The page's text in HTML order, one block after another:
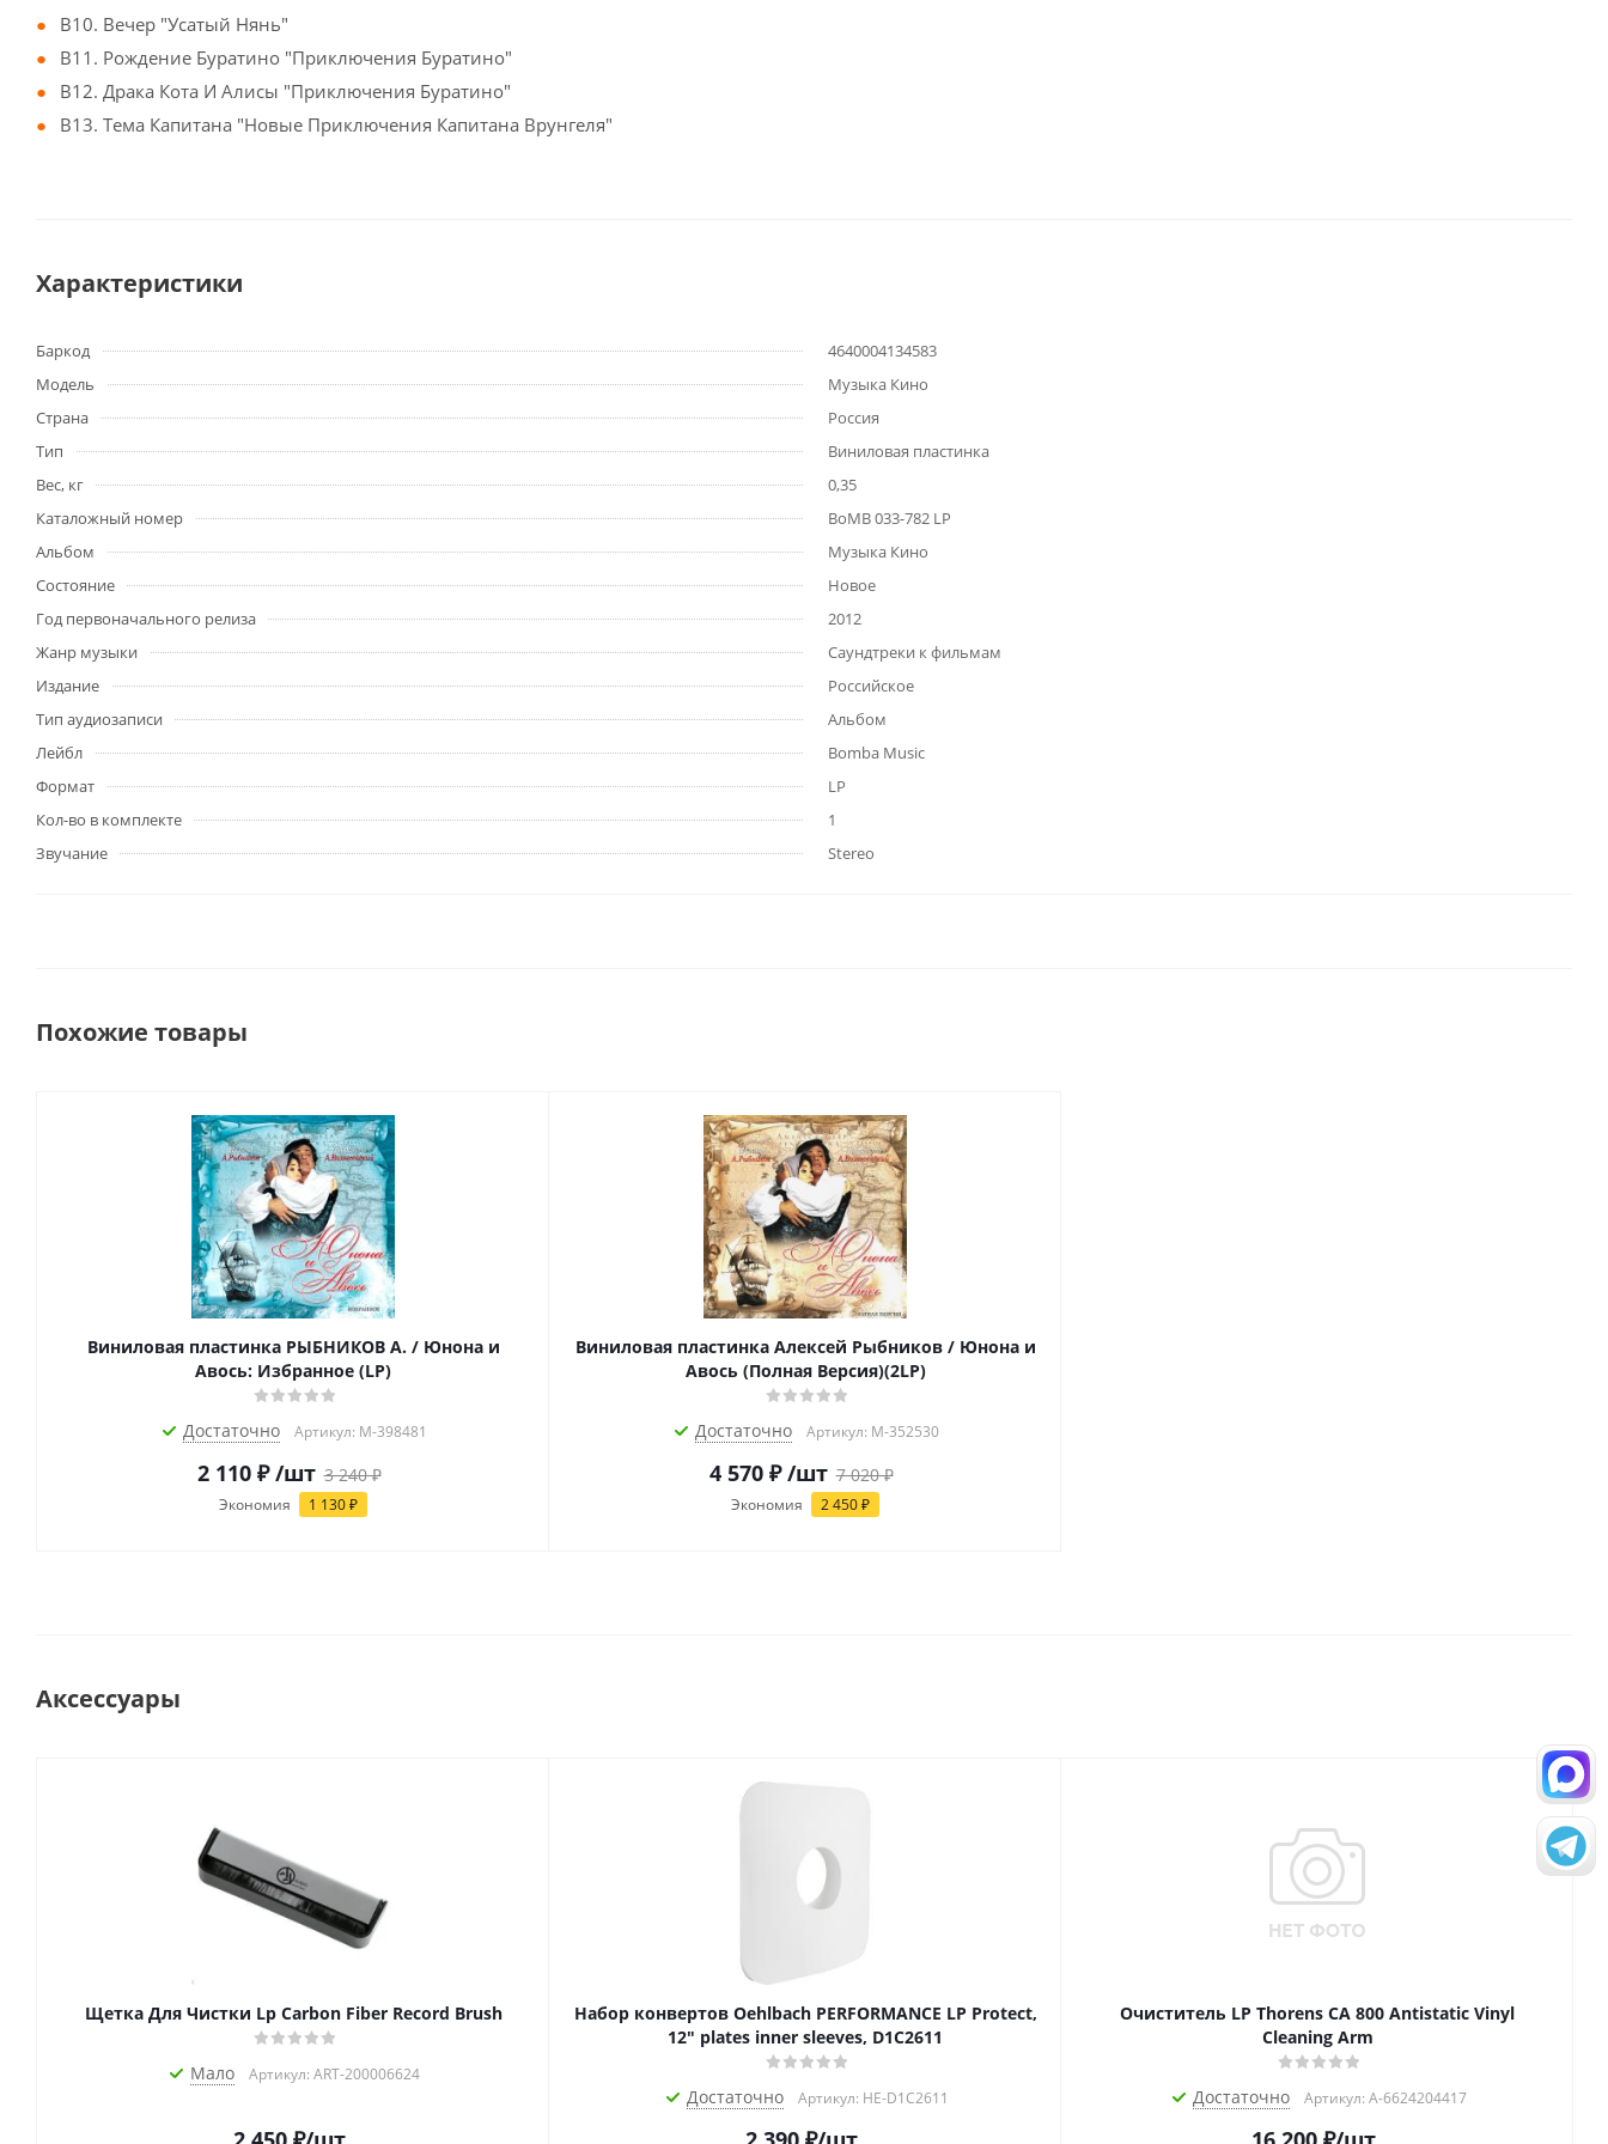
B10. Вечер "Усатый Нянь"
B11. Рождение Буратино "Приключения Буратино"
B12. Драка Кота И Алисы "Приключения Буратино"
B13. Тема Капитана "Новые Приключения Капитана Врунгеля"
Характеристики
Баркод
4640004134583
Модель
Музыка Кино
Страна
Россия
Тип
Виниловая пластинка
Вес, кг
0,35
Каталожный номер
BoMB 033-782 LP
Альбом
Музыка Кино
Состояние
Новое
Год первоначального релиза
2012
Жанр музыки
Саундтреки к фильмам
Издание
Российское
Тип аудиозаписи
Альбом
Лейбл
Bomba Music
Формат
LP
Кол-во в комплекте
1
Звучание
Stereo
Похожие товары
Виниловая пластинка РЫБНИКОВ А. / Юнона и
Авось: Избранное (LP)
Достаточно Артикул: M-398481
2 110₽ /шт 3 240₽
Экономия 1 130₽
Виниловая пластинка Алексей Рыбников / Юнона и
Авось (Полная Версия)(2LP)
Достаточно Артикул: M-352530
4 570₽ /шт 7 020₽
Экономия 2 450₽
Аксессуары
Щетка Для Чистки Lp Carbon Fiber Record Brush
Мало Артикул: ART-200006624
Набор конвертов Oehlbach PERFORMANCE LP Protect,
12" plates inner sleeves, D1C2611
Достаточно Артикул: HE-D1C2611
Очиститель LP Thorens CA 800 Antistatic Vinyl
Cleaning Arm
Достаточно Артикул: A-6624204417